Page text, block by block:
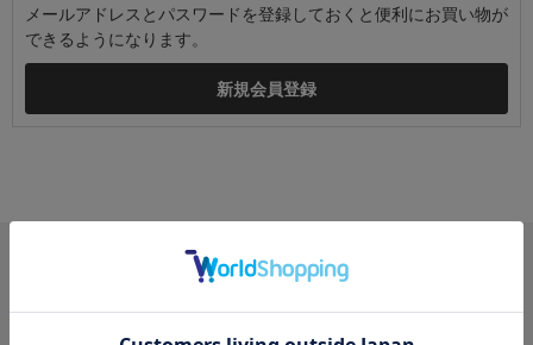
メールアドレスとパスワードを登録しておくと便利にお買い物が
できるようになります。